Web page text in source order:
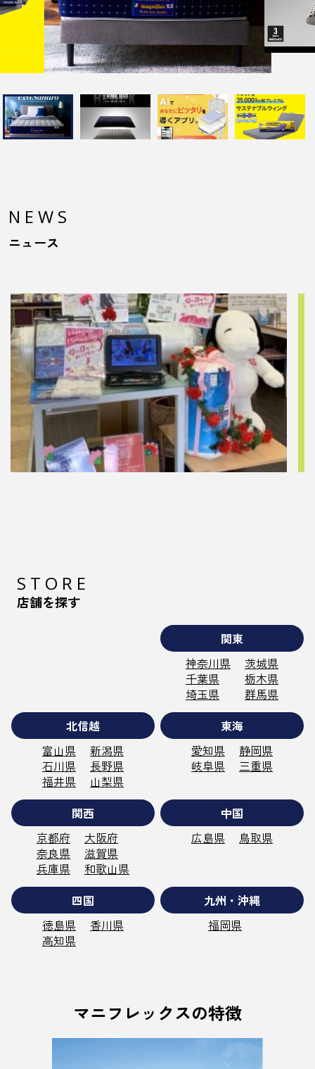
NEWS
ニュース
2021.04.19
STORE
店舗を探す
関東
神奈川県
千葉県
埼玉県
茨城県
栃木県
群馬県
北信越
富山県
石川県
福井県
新潟県
長野県
山梨県
東海
愛知県
岐阜県
静岡県
三重県
関西
京都府
奈良県
兵庫県
大阪府
滋賀県
和歌山県
中国
広島県
鳥取県
四国
徳島県
高知県
香川県
九州・沖縄
福岡県
マニフレックスの特徴